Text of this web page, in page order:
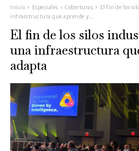
Inicio Especiales Coberturas
El fin de los
infraestructura que aprende y...
El fin de los silos
una infraestructura
adapta